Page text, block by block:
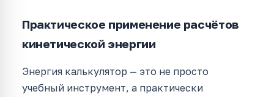
Практическое применение расчётов
кинетической энергии
Энергия калькулятор — это не просто
учебный инструмент, а практически